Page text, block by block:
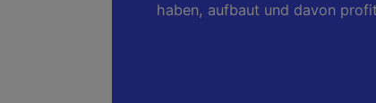
haben, aufbaut und davon